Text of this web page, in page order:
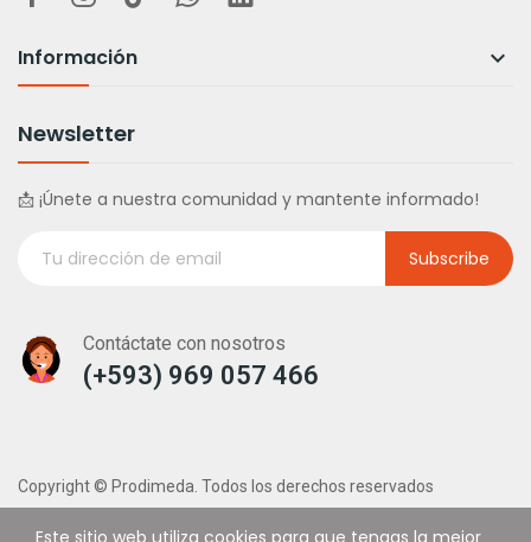
Información 
Newsletter
📩 ¡Únete a nuestra comunidad y mantente informado!
Subscribe
Contáctate con nosotros
(+593) 969 057 466
Copyright © Prodimeda. Todos los derechos reservados
Este sitio web utiliza cookies para que tengas la mejor